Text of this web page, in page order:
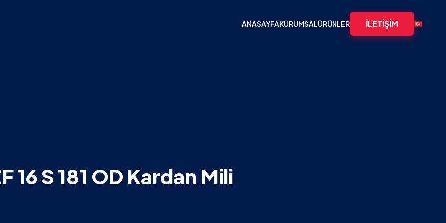
ANASAYFAKURUMSALÜRÜNLER İLETIŞIM
16 S 181 OD Kardan Mili